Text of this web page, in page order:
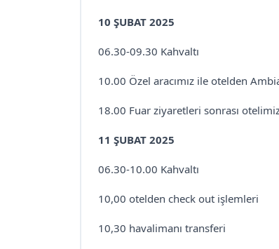
10 ŞUBAT 2025
06.30-09.30 Kahvaltı
10.00 Özel aracımız ile otelden
18.00 Fuar ziyaretleri sonrası
11 ŞUBAT 2025
06.30-10.00 Kahvaltı
10,00 otelden check out işlemleri
10,30 havalimanı transferi